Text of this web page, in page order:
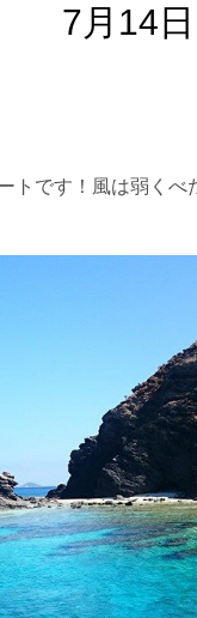
7月14
トです！風は弱く
がスイム開始可能
る場合があります
ては、人が近くを
禁止します。クジ
るよう努めます。
め、多少の波やう
できるレベルに達
際のご返金には応